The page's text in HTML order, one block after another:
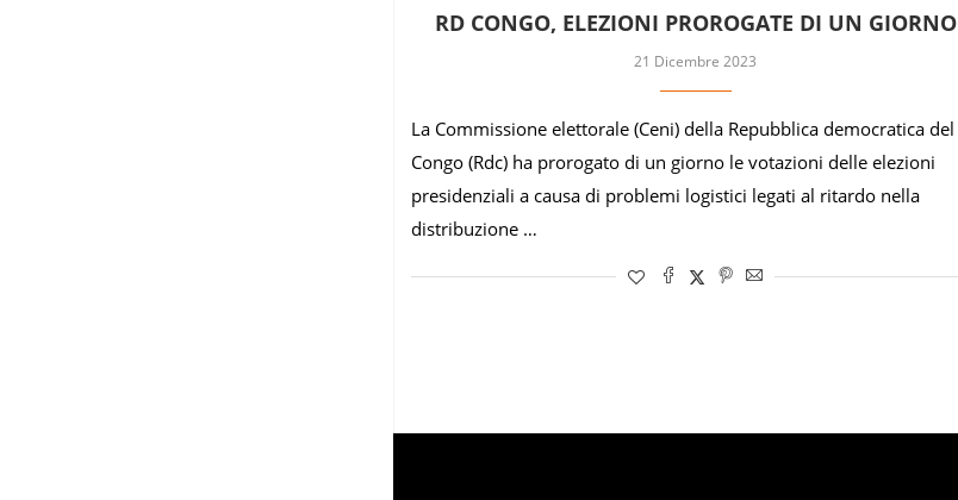
RD CONGO, ELEZIONI PROROGATE DI UN GIORNO
21 Dicembre 2023
La Commissione elettorale (Ceni) della Repubblica democratica del
Congo (Rdc) ha prorogato di un giorno le votazioni delle elezioni
presidenziali a causa di problemi logistici legati al ritardo nella
distribuzione …